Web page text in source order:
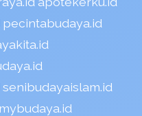
pecintabudaya.id
senibudayaislam.id
mybudaya.id